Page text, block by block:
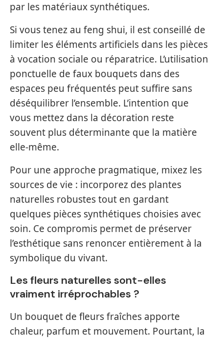
par les matériaux synthétiques.
Si vous tenez au feng shui, il est conseillé de
limiter les éléments artificiels dans les pièces
à vocation sociale ou réparatrice. L’utilisation
ponctuelle de faux bouquets dans des
espaces peu fréquentés peut suffire sans
déséquilibrer l’ensemble. L’intention que
vous mettez dans la décoration reste
souvent plus déterminante que la matière
elle-même.
Pour une approche pragmatique, mixez les
sources de vie : incorporez des plantes
naturelles robustes tout en gardant
quelques pièces synthétiques choisies avec
soin. Ce compromis permet de préserver
l’esthétique sans renoncer entièrement à la
symbolique du vivant.
Les fleurs naturelles sont-elles
vraiment irréprochables ?
Un bouquet de fleurs fraîches apporte
chaleur, parfum et mouvement. Pourtant, la